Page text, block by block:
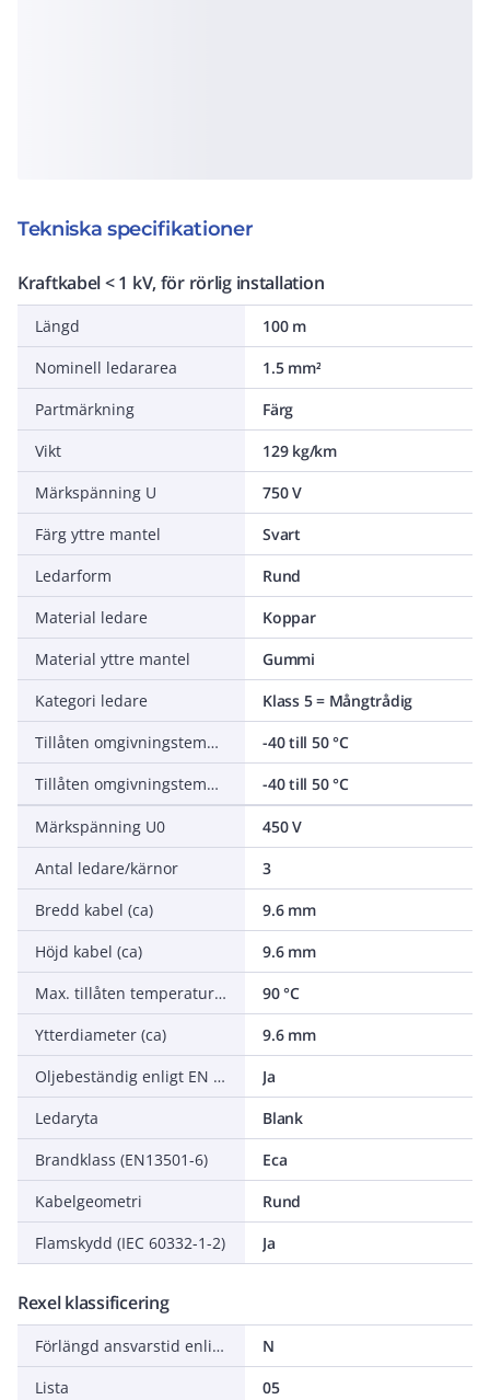
Tekniska specifikationer
Kraftkabel < 1 kV, för rörlig installation
Längd
100 m
Nominell ledararea
1.5 mm²
Partmärkning
Färg
Vikt
129 kg/km
Märkspänning U
750 V
Färg yttre mantel
Svart
Ledarform
Rund
Material ledare
Koppar
Material yttre mantel
Gummi
Kategori ledare
Klass 5 = Mångtrådig
Tillåten omgivningstemperatur under montering/hantering
-40 till 50 °C
Tillåten omgivningstemperatur under drift utan vibrationer
-40 till 50 °C
Märkspänning U0
450 V
Antal ledare/kärnor
3
Bredd kabel (ca)
9.6 mm
Höjd kabel (ca)
9.6 mm
Max. tillåten temperatur ledare
90 °C
Ytterdiameter (ca)
9.6 mm
Oljebeständig enligt EN IEC 60811-404
Ja
Ledaryta
Blank
Brandklass (EN13501-6)
Eca
Kabelgeometri
Rund
Flamskydd (IEC 60332-1-2)
Ja
Rexel klassificering
Förlängd ansvarstid enligt ALEM-09
N
Lista
05